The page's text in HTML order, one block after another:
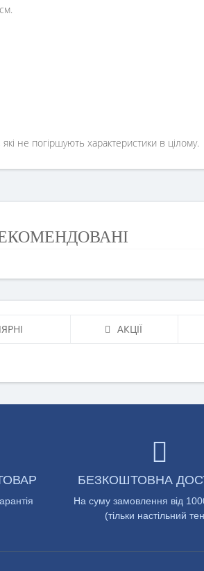
не погіршують характеристики в цілому.
АКЦІЇ
БЕЗКОШТОВНА
На суму замовлення від
(тільки настільний